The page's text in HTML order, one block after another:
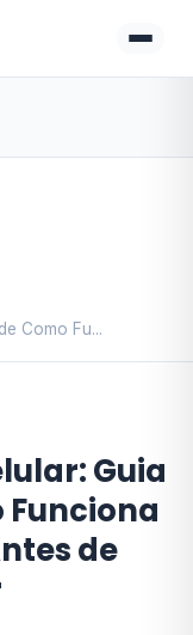
Como Fu...
Guia
Funciona
de